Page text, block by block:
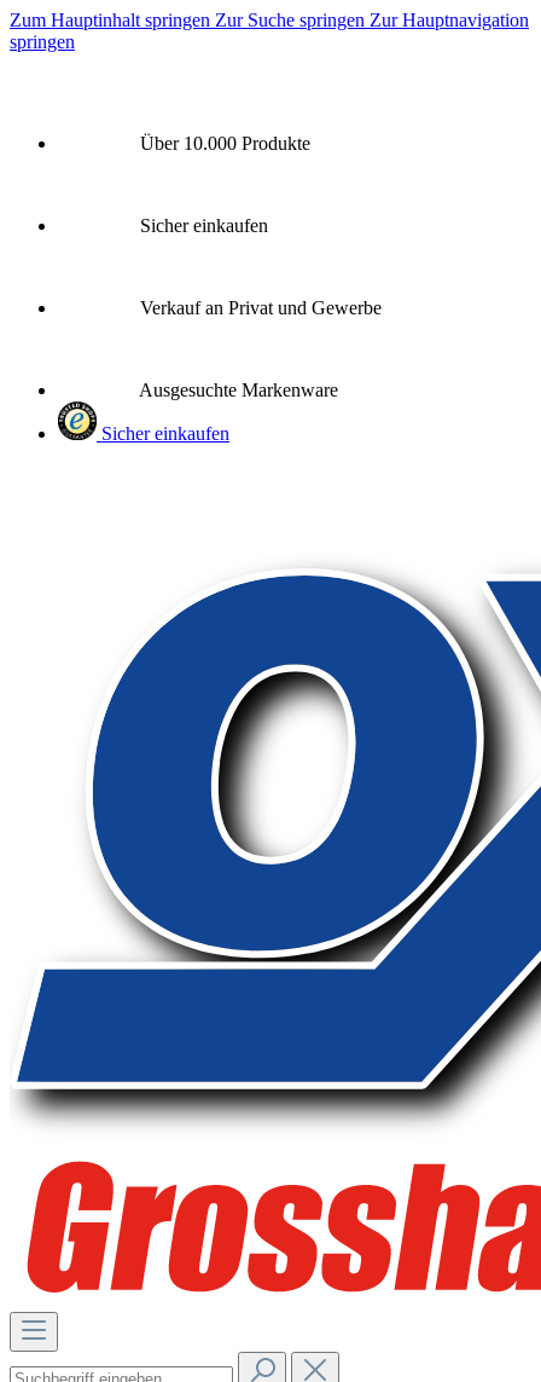
Zum Hauptinhalt springen Zur Suche springen Zur Hauptnavigation
springen
Über 10.000 Produkte
Sicher einkaufen
Verkauf an Privat und Gewerbe
Ausgesuchte Markenware
Sicher einkaufen